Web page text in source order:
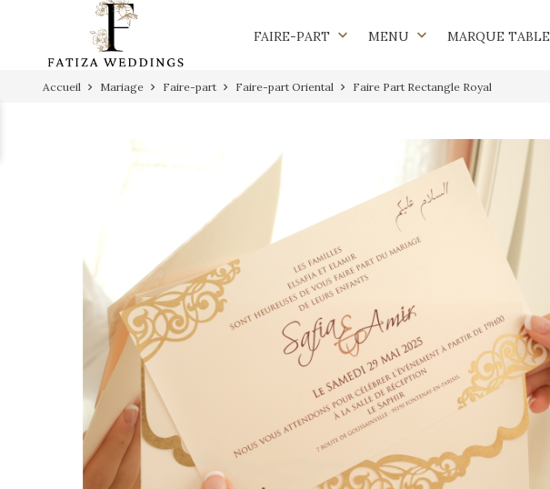
FAIRE-PART keyboard_arrow_down MENU keyboard_arrow_down MARQUE TABLE
Accueil Mariage Faire-part Faire-part Oriental Faire Part Rectangle Royal